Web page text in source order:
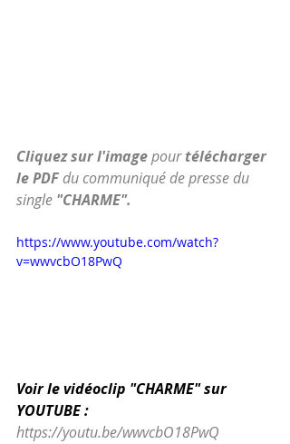
Cliquez sur l'image pour télécharger
le PDF du communiqué de presse du
single "CHARME".
https://www.youtube.com/watch?
v=wwvcbO18PwQ
Voir le vidéoclip "CHARME" sur
YOUTUBE :
https://youtu.be/wwvcbO18PwQ